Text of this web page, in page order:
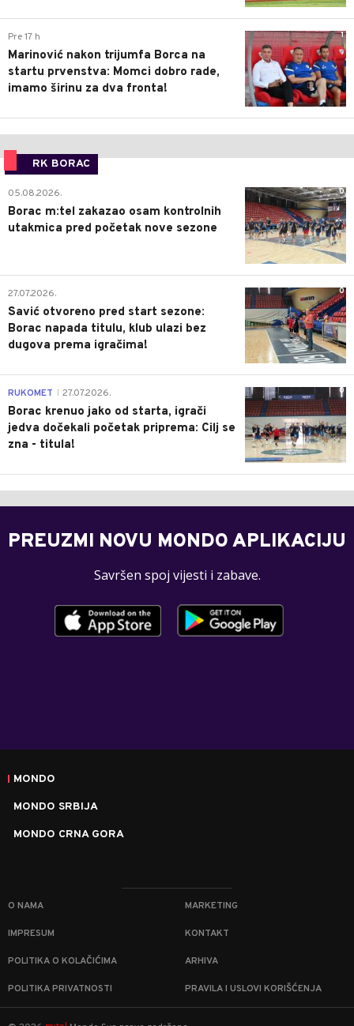
1
Pre 17 h
Marinović nakon trijumfa Borca na
startu prvenstva: Momci dobro rade,
imamo širinu za dva fronta!
RK BORAC
0
05.08.2026.
Borac m:tel zakazao osam kontrolnih
utakmica pred početak nove sezone
0
27.07.2026.
Savić otvoreno pred start sezone:
Borac napada titulu, klub ulazi bez
dugova prema igračima!
0
RUKOMET 27.07.2026.
Borac krenuo jako od starta, igrači
jedva dočekali početak priprema: Cilj se
zna - titula!
PREUZMI NOVU MONDO APLIKACIJU
Savršen spoj vijesti i zabave.
MONDO
MONDO SRBIJA
MONDO CRNA GORA
O NAMA MARKETING
IMPRESUM KONTAKT
POLITIKA O KOLAČIĆIMA ARHIVA
POLITIKA PRIVATNOSTI PRAVILA I USLOVI KORIŠĆENJA